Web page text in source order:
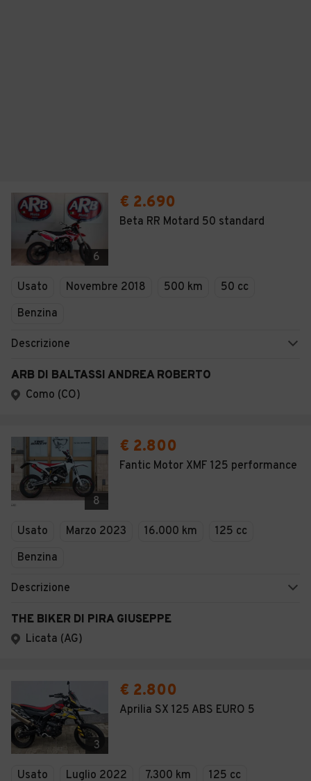
6
€ 2.690
Beta RR Motard 50 standard
Usato Novembre 2018 500 km
50 cc
Benzina
Descrizione
ARB DI BALTASSI ANDREA ROBERTO
Como (CO)
8
€ 2.800
Fantic Motor XMF 125 performance
Usato Marzo 2023 16.000 km
125 cc
Benzina
Descrizione
THE BIKER DI PIRA GIUSEPPE
Licata (AG)
3
€ 2.800
Aprilia SX 125 ABS EURO 5
Usato Luglio 2022 7.300 km 125 cc